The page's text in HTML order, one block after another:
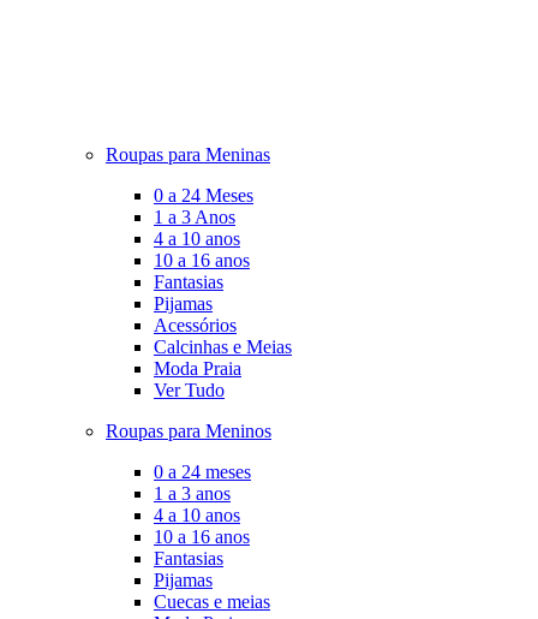
Roupas para Meninas
0 a 24 Meses
1 a 3 Anos
4 a 10 anos
10 a 16 anos
Fantasias
Pijamas
Acessórios
Calcinhas e Meias
Moda Praia
Ver Tudo
Roupas para Meninos
0 a 24 meses
1 a 3 anos
4 a 10 anos
10 a 16 anos
Fantasias
Pijamas
Cuecas e meias